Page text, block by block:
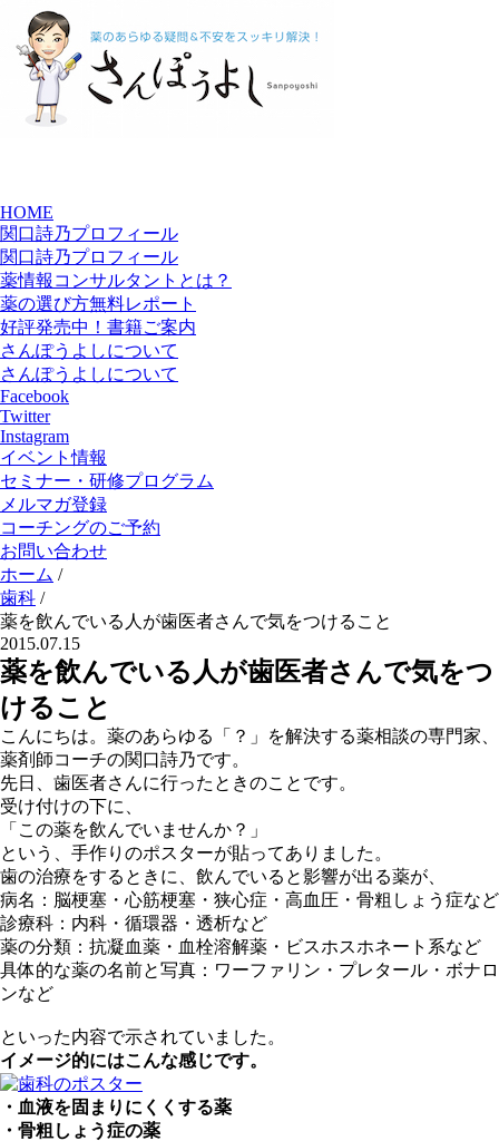
HOME
関口詩乃プロフィール
関口詩乃プロフィール
薬情報コンサルタントとは？
薬の選び方無料レポート
好評発売中！書籍ご案内
さんぽうよしについて
さんぽうよしについて
Facebook
Twitter
Instagram
イベント情報
セミナー・研修プログラム
メルマガ登録
コーチングのご予約
お問い合わせ
ホーム /
歯科 /
薬を飲んでいる人が歯医者さんで気をつけること
2015.07.15
薬を飲んでいる人が歯医者さんで気をつ
けること
こんにちは。薬のあらゆる「？」を解決する薬相談の専門家、
薬剤師コーチの関口詩乃です。
先日、歯医者さんに行ったときのことです。
受け付けの下に、
「この薬を飲んでいませんか？」
という、手作りのポスターが貼ってありました。
歯の治療をするときに、飲んでいると影響が出る薬が、
病名：脳梗塞・心筋梗塞・狭心症・高血圧・骨粗しょう症など
診療科：内科・循環器・透析など
薬の分類：抗凝血薬・血栓溶解薬・ビスホスホネート系など
具体的な薬の名前と写真：ワーファリン・プレタール・ボナロ
ンなど
といった内容で示されていました。
イメージ的にはこんな感じです。
・血液を固まりにくくする薬
・骨粗しょう症の薬